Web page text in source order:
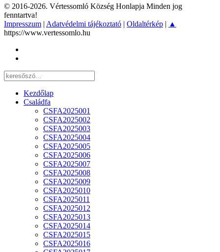
© 2016-2026. Vértessomló Község Honlapja Minden jog
fenntartva!
Impresszum | Adatvédelmi tájékoztató | Oldaltérkép | ▲
https://www.vertessomlo.hu
Kezdőlap
Családfa
CSFA2025001
CSFA2025002
CSFA2025003
CSFA2025004
CSFA2025005
CSFA2025006
CSFA2025007
CSFA2025008
CSFA2025009
CSFA2025010
CSFA2025011
CSFA2025012
CSFA2025013
CSFA2025014
CSFA2025015
CSFA2025016